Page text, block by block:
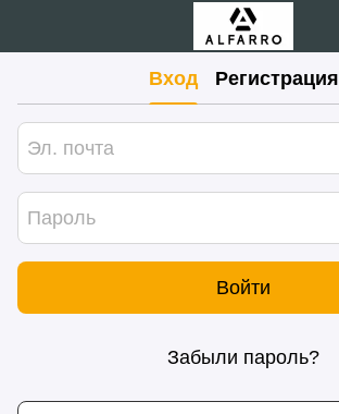
Вход Регистрация
Войти
Забыли пароль?